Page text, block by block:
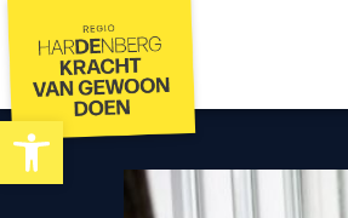
Toolbar openen